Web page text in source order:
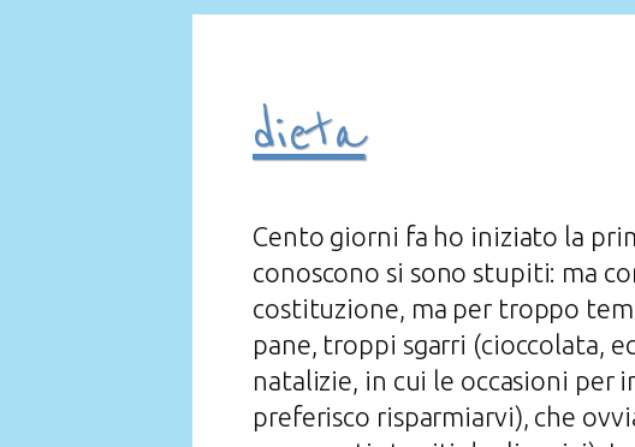
dieta
Cento giorni fa ho iniziato la
conoscono si sono stupiti: ma
costituzione, ma per troppo
pane, troppi sgarri (cioccolata,
natalizie, in cui le occasioni per
preferisco risparmiarvi), che